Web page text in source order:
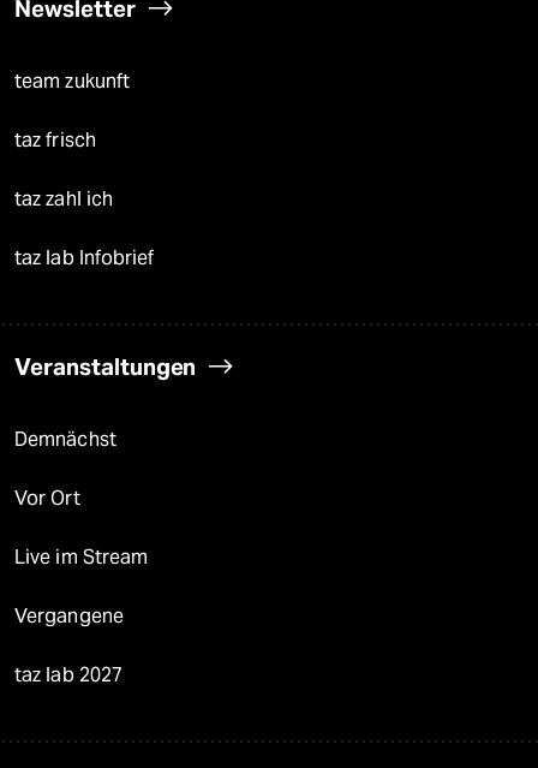
Newsletter
team zukunft
taz frisch
taz zahl ich
taz lab Infobrief
Veranstaltungen
Demnächst
Vor Ort
Live im Stream
Vergangene
taz lab 2027